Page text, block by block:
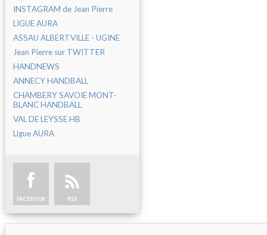
INSTAGRAM de Jean Pierre
LIGUE AURA
ASSAU ALBERTVILLE - UGINE
Jean Pierre sur TWITTER
HANDNEWS
ANNECY HANDBALL
CHAMBERY SAVOIE MONT-
BLANC HANDBALL
VAL DE LEYSSE HB
Ligue AURA
FACEBOOK RSS